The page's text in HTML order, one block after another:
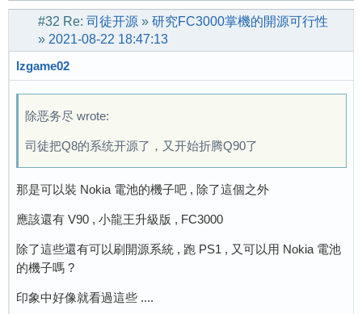
#32 Re: 司徒开源 » 研究FC3000掌機的開源可行性
» 2021-08-22 18:47:13
lzgame02
除恶务尽 wrote:
司徒把Q8的系统开源了，又开始折腾Q90了
那是可以裝 Nokia 電池的機子吧 , 除了這個之外
應該還有 V90 , 小龍王升級版 , FC3000
除了這些還有可以刷開源系統 , 跑 PS1 , 又可以用 Nokia 電池
的機子嗎 ?
印象中好像就看過這些 ....